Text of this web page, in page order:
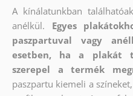
A kínálatunkban
anélkül.
Egyes
paszpartuval vagy
esetben, ha a plakát
szerepel a termék
paszpartu kiemeli a